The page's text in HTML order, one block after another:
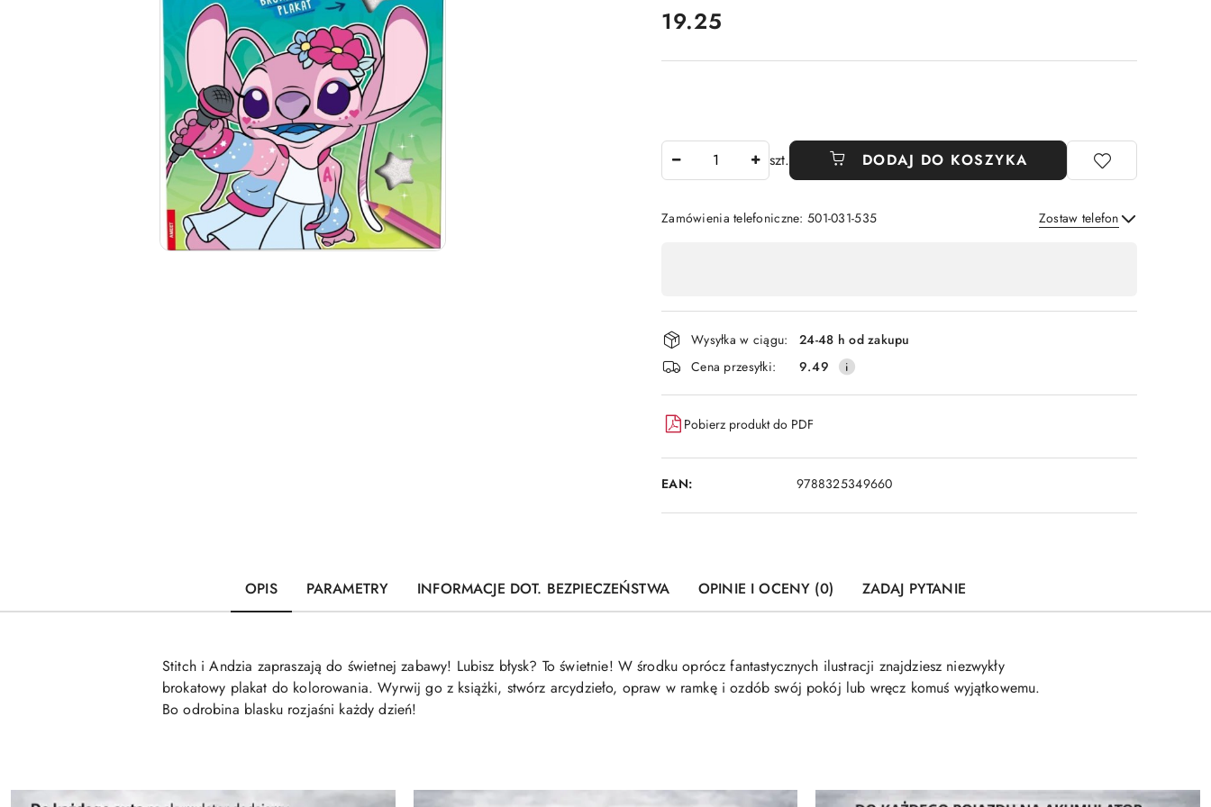
cena:
19.25
szt. DODAJ DO KOSZYKA
Zamówienia telefoniczne: 501-031-535 Zostaw telefon
płatność
i
dostawa
Wysyłka w ciągu:
24-48 h od zakupu
Cena przesyłki:
9.49
Pobierz produkt do PDF
EAN: 9788325349660
OPIS PARAMETRY INFORMACJE DOT. BEZPIECZEŃSTWA OPINIE I OCENY (0) ZADAJ PYTANIE
Stitch i Andzia zapraszają do świetnej zabawy! Lubisz błysk? To świetnie! W środku oprócz fantastycznych ilustracji znajdziesz niezwykły
brokatowy plakat do kolorowania. Wyrwij go z książki, stwórz arcydzieło, opraw w ramkę i ozdób swój pokój lub wręcz komuś wyjątkowemu.
Bo odrobina blasku rozjaśni każdy dzień!